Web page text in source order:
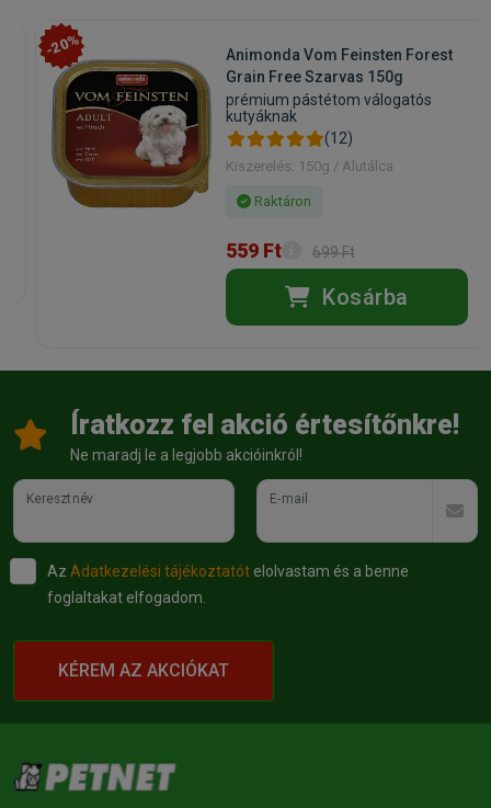
-20%
Animonda Vom Feinsten Forest
Grain Free Szarvas 150g
prémium pástétom válogatós
kutyáknak
(12)
Kiszerelés: 150g / Alutálca
Raktáron
559 Ft 699 Ft
Kosárba
Íratkozz fel akció értesítőnkre!
Ne maradj le a legjobb akcióinkról!
Keresztnév E-mail
Az Adatkezelési tájékoztatót elolvastam és a benne
foglaltakat elfogadom.
KÉREM AZ AKCIÓKAT